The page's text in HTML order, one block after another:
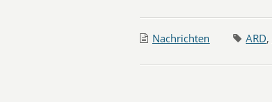
Nachrichten ARD,